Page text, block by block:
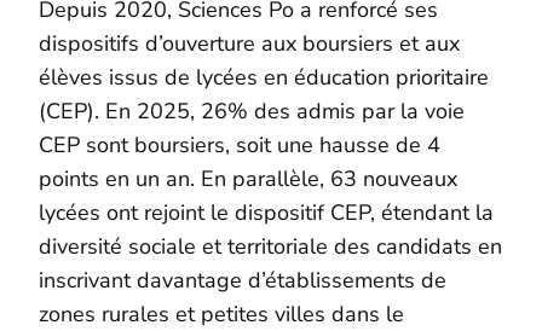
Depuis 2020, Sciences Po a renforcé ses
dispositifs d’ouverture aux boursiers et aux
élèves issus de lycées en éducation prioritaire
(CEP). En 2025, 26% des admis par la voie
CEP sont boursiers, soit une hausse de 4
points en un an. En parallèle, 63 nouveaux
lycées ont rejoint le dispositif CEP, étendant la
diversité sociale et territoriale des candidats en
inscrivant davantage d’établissements de
zones rurales et petites villes dans le